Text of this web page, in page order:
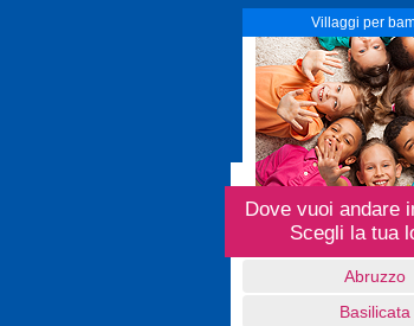
Villaggi per
Dove vuoi andare
Scegli la tua
Abruzzo
Basilicata